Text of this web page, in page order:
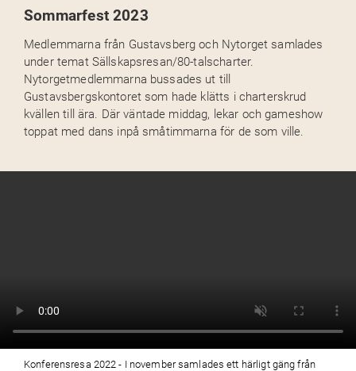
Sommarfest 2023
Medlemmarna från Gustavsberg och Nytorget samlades
under temat Sällskapsresan/80-talscharter.
Nytorgetmedlemmarna bussades ut till
Gustavsbergskontoret som hade klätts i charterskrud
kvällen till ära. Där väntade middag, lekar och gameshow
toppat med dans inpå småtimmarna för de som ville.
Konferensresa 2022 - I november samlades ett härligt gäng från